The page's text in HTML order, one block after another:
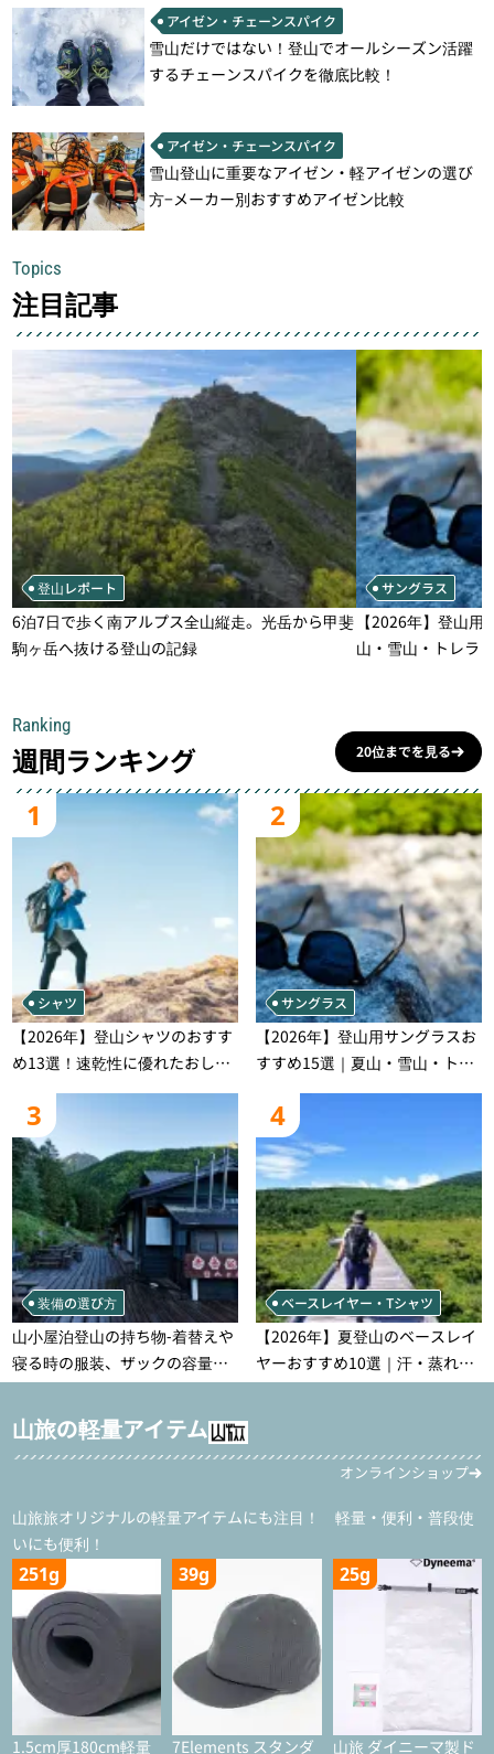
アイゼン・チェーンスパイク
雪山だけではない！登山でオールシーズン活躍
するチェーンスパイクを徹底比較！
アイゼン・チェーンスパイク
雪山登山に重要なアイゼン・軽アイゼンの選び
方−メーカー別おすすめアイゼン比較
Topics
注目記事
登山レポート
6泊7日で歩く南アルプス全山縦走。光岳から甲斐
駒ヶ岳へ抜ける登山の記録
サングラス
【2026年】登山
山・雪山・トレラ
Ranking
週間ランキング 20位までを見る
1
シャツ
【2026年】登山シャツのおすす
め13選！速乾性に優れたおしゃ
れなモデルを徹底紹介！
2
サングラス
【2026年】登山用サングラスお
すすめ15選｜夏山・雪山・トレ
ラン別、シーンで選ぶ失敗しな
い一本
3
装備の選び方
山小屋泊登山の持ち物‐着替えや
寝る時の服装、ザックの容量な
どを徹底紹介！1泊2日、2泊3日
用のリスト付き
4
ベースレイヤー・Tシャツ
【2026年】夏登山のベースレイ
ヤーおすすめ10選｜汗・蒸れ・
汗冷え対策に効く選び方
山旅の軽量アイテム
オンラインショップ
山旅旅オリジナルの軽量アイテムにも注目！ 軽量・便利・普段使
いにも便利！
251g
1.5cm厚180cm軽量
39g
7Elements スタンダ
25g
山旅 ダイニーマ製ド